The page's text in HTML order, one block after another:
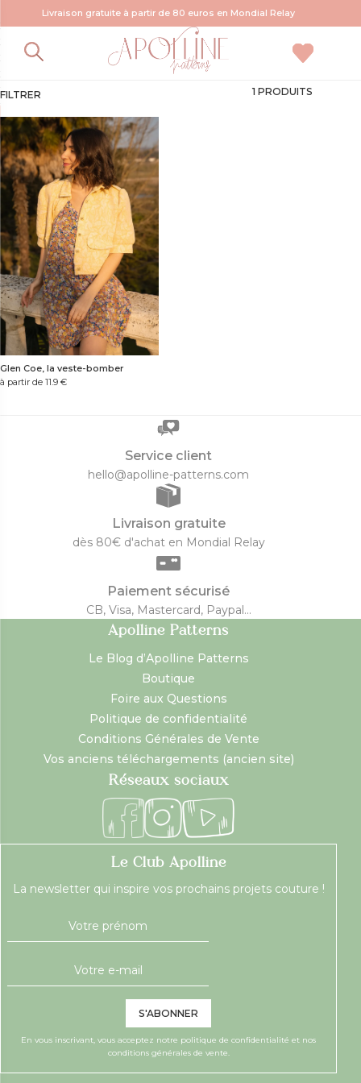
Livraison gratuite à partir de 80 euros en Mondial Relay
patron veste tweed
FILTRER 1 PRODUITS
Glen Coe, la veste-bomber
à partir de 11.9 €
Service client
hello@apolline-patterns.com
Livraison gratuite
dès 80€ d'achat en Mondial Relay
Paiement sécurisé
CB, Visa, Mastercard, Paypal...
Apolline Patterns
Le Blog d’Apolline Patterns
Boutique
Foire aux Questions
Politique de confidentialité
Conditions Générales de Vente
Vos anciens téléchargements (ancien site)
Réseaux sociaux
Le Club Apolline
La newsletter qui inspire vos prochains projets couture !
S'ABONNER
En vous inscrivant, vous acceptez notre politique de confidentialité et nos
conditions générales de vente.